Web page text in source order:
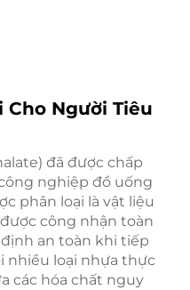
Cho Người Tiêu
đã được chấp
nghiệp đồ uống
phân loại là vật liệu
công nhận toàn
an toàn khi tiếp
nhiều loại nhựa thực
các hóa chất nguy